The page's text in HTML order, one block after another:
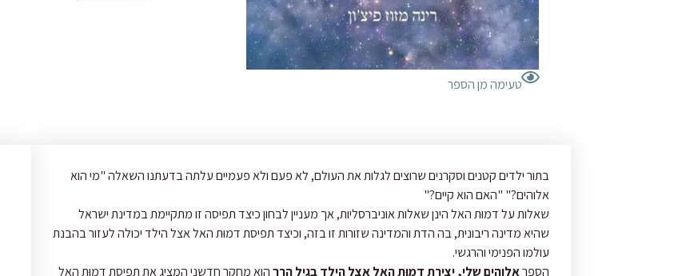
טעימה מן הספר
אלוהים?" "האם הוא קיים?"
עולמו הפנימי והרגשי.
הספראלוהים שלי, יצירת דמוּת האל אצל הילד בגיל הרך